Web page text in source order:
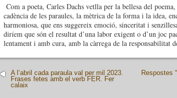
Com a poeta, Carles Dachs vetlla per la bellesa del
cadència de les paraules, la mètrica de la forma i la idea,
harmoniosa, que ens suggereix emoció, sinceritat i
diríem que són el resultat d’una labor exigent o d’un joc
lentament i amb cura, amb la càrrega de la responsabilitat
Respostes
A l’abril cada paraula val per mil 2023.
Frases fetes amb el verb FER. Fer
calaix